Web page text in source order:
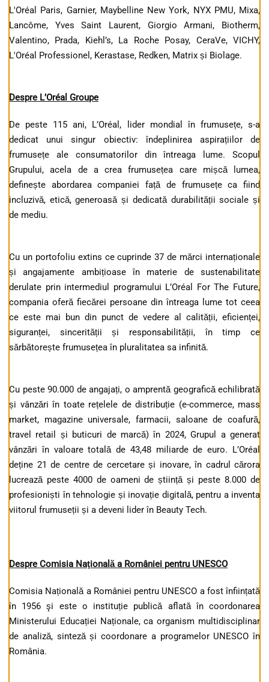
L'Oréal Paris, Garnier, Maybelline New York, NYX PMU, Mixa,
Lancôme, Yves Saint Laurent, Giorgio Armani, Biotherm,
Valentino, Prada, Kiehl’s, La Roche Posay, CeraVe, VICHY,
L'Oréal Professionel, Kerastase, Redken, Matrix și Biolage.
Despre L’Oréal Groupe
De peste 115 ani, L’Oréal, lider mondial în frumusețe, s-a
dedicat unui singur obiectiv: îndeplinirea aspirațiilor de
frumusețe ale consumatorilor din întreaga lume. Scopul
Grupului, acela de a crea frumusețea care mișcă lumea,
definește abordarea companiei față de frumusețe ca fiind
incluzivă, etică, generoasă și dedicată durabilității sociale și
de mediu.
Cu un portofoliu extins ce cuprinde 37 de mărci internaționale
și angajamente ambițioase în materie de sustenabilitate
derulate prin intermediul programului L’Oréal For The Future,
compania oferă fiecărei persoane din întreaga lume tot ceea
ce este mai bun din punct de vedere al calității, eficienței,
siguranței, sincerității și responsabilității, în timp ce
sărbătorește frumusețea în pluralitatea sa infinită.
Cu peste 90.000 de angajați, o amprentă geografică echilibrată
și vânzări în toate rețelele de distribuție (e-commerce, mass
market, magazine universale, farmacii, saloane de coafură,
travel retail și buticuri de marcă) în 2024, Grupul a generat
vânzări în valoare totală de 43,48 miliarde de euro. L’Oréal
deține 21 de centre de cercetare și inovare, în cadrul cărora
lucrează peste 4000 de oameni de știință și peste 8.000 de
profesioniști în tehnologie și inovație digitală, pentru a inventa
viitorul frumuseții și a deveni lider în Beauty Tech.
Despre Comisia Naţională a României pentru UNESCO
Comisia Națională a României pentru UNESCO a fost înființată
în 1956 şi este o instituție publică aflată în coordonarea
Ministerului Educației Naționale, ca organism multidisciplinar
de analiză, sinteză și coordonare a programelor UNESCO în
România.